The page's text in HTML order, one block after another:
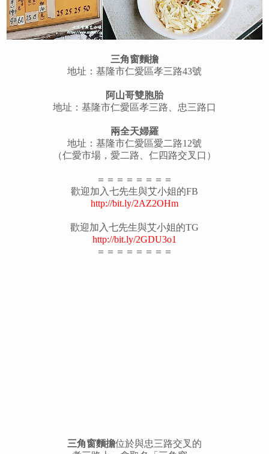
三角窗麵擔
地址：基隆市仁愛區孝三路43號
阿山哥雙胞胎
地址： 基隆市仁愛區孝三路、忠三路口
兩全天婦羅
地址：基隆市仁愛區愛二路12號
（仁愛市場，愛二路、仁四路交叉口）
＝＝＝＝＝＝＝＝
歡迎加入七先生與艾小姐的FB
http://bit.ly/2AZ2OHm
歡迎加入七先生與艾小姐的TG
http://bit.ly/2GDU3o1
＝＝＝＝＝＝＝＝
三角窗麵擔位於與忠三路交叉的